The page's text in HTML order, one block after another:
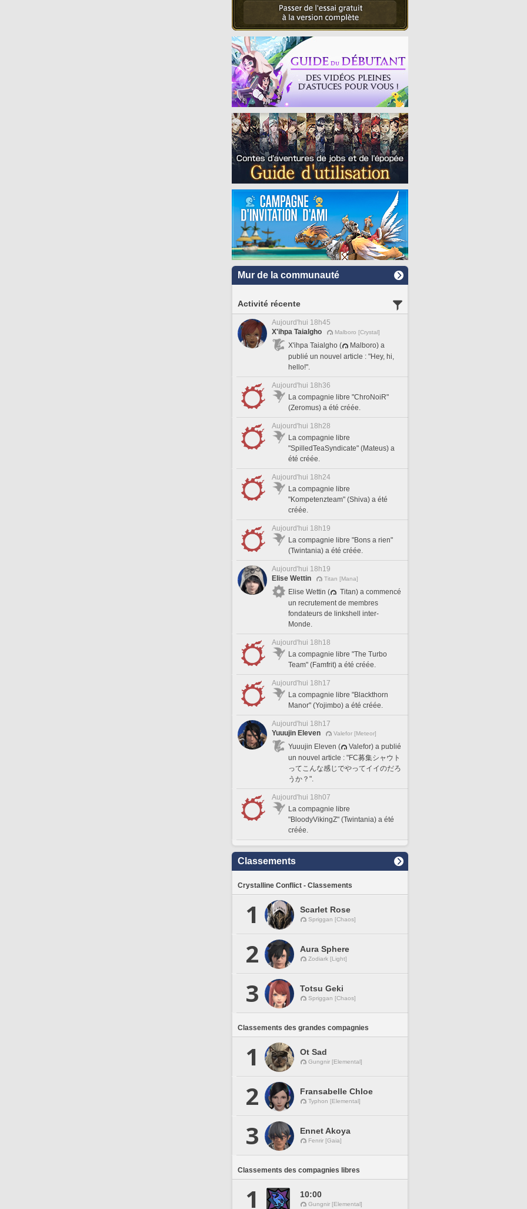
Mur de la communauté
Activité récente
Aujourd'hui 18h45
X'ihpa Taialgho
Malboro [Crystal]
X'ihpa Taialgho (
Malboro) a
publié un nouvel article : "Hey, hi,
hello!".
Aujourd'hui 18h36
La compagnie libre "ChroNoiR"
(Zeromus) a été créée.
Aujourd'hui 18h28
La compagnie libre
"SpilledTeaSyndicate" (Mateus) a
été créée.
Aujourd'hui 18h24
La compagnie libre
"Kompetenzteam" (Shiva) a été
créée.
Aujourd'hui 18h19
La compagnie libre "Bons a rien"
(Twintania) a été créée.
Aujourd'hui 18h19
Elise Wettin
Titan [Mana]
Elise Wettin (
Titan) a commencé
un recrutement de membres
fondateurs de linkshell inter-
Monde.
Aujourd'hui 18h18
La compagnie libre "The Turbo
Team" (Famfrit) a été créée.
Aujourd'hui 18h17
La compagnie libre "Blackthorn
Manor" (Yojimbo) a été créée.
Aujourd'hui 18h17
Yuuujin Eleven
Valefor [Meteor]
Yuuujin Eleven (
Valefor) a publié
un nouvel article : "FC募集シャウト
ってこんな感じでやってイイのだろ
うか？".
Aujourd'hui 18h07
La compagnie libre
"BloodyVikingZ" (Twintania) a été
créée.
Classements
Crystalline Conflict - Classements
1 Scarlet Rose
Spriggan [Chaos]
2 Aura Sphere
Zodiark [Light]
3 Totsu Geki
Spriggan [Chaos]
Classements des grandes compagnies
1 Ot Sad
Gungnir [Elemental]
2 Fransabelle Chloe
Typhon [Elemental]
3 Ennet Akoya
Fenrir [Gaia]
Classements des compagnies libres
1 10:00
Gungnir [Elemental]